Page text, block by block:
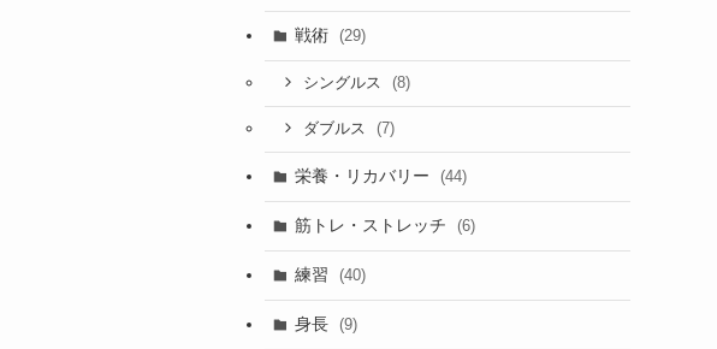
戦術 (29)
シングルス (8)
ダブルス (7)
栄養・リカバリー (44)
筋トレ・ストレッチ (6)
練習 (40)
身長 (9)